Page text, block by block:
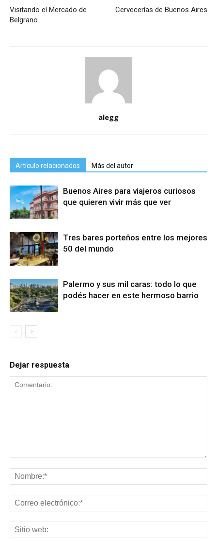
Visitando el Mercado de
Belgrano
Cervecerías de Buenos Aires
alegg
Artículo relacionados Más del autor
Buenos Aires para viajeros curiosos
que quieren vivir más que ver
Tres bares porteños entre los mejores
50 del mundo
Palermo y sus mil caras: todo lo que
podés hacer en este hermoso barrio
Dejar respuesta